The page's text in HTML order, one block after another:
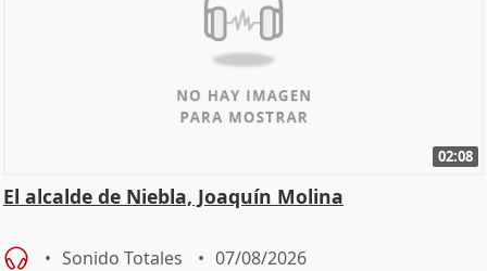
02:08
El alcalde de Niebla, Joaquín Molina
Sonido Totales 07/08/2026